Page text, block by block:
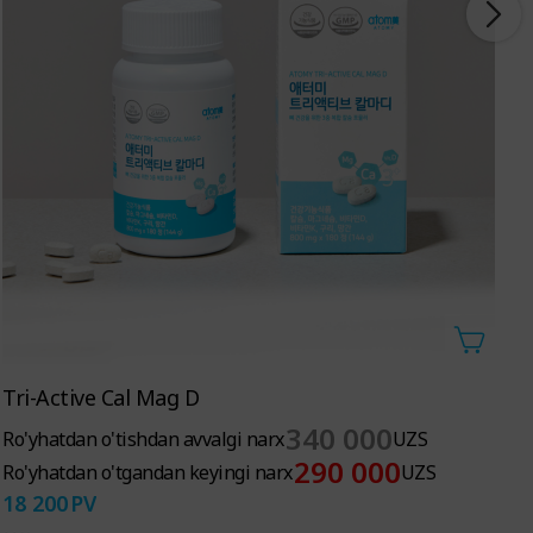
Tri-Active Cal Mag D
Ro'yhatdan o'tishdan avvalgi narx340 000UZS
Ro'yhatdan o'tgandan keyingi narx290 000UZS
18 200PV